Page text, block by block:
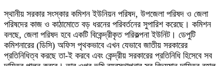
স্থানীয় সরকার সংস্কার কমিশন ইউনিয়ন পরিষদ, উপজেলা পরিষদ ও জেলা
পরিষদের কাজ ও কাঠামোতে বড় ধরনের পরিবর্তনের সুপারিশ করেছে। কমিশন
বলছে, জেলা পরিষদ হবে একটি বিকেন্দ্রীকৃত পরিকল্পনা ইউনিট। ডেপুটি
কমিশনারের (ডিসি) অফিস পৃথকভাবে এখন যেভাবে জাতীয় সরকারের
প্রতিনিধিত্ব করছে তা-ই করবে এবং কেন্দ্রীয় সরকারের প্রতিনিধি হিসেবে সব